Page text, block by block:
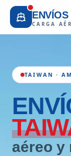
ENVÍOS
CARGA
TAIWAN ·
aéreo y